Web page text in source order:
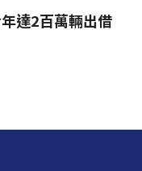
達2百萬輛出借